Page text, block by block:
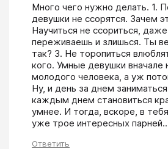
Много чего нужно делать. 1.
девушки не ссорятся. Зачем
Научиться не ссориться,
переживаешь и злишься. Ты
так? 3. Не торопиться
кого. Умные девушки вначале
молодого человека, а уж
Ну, и день за днем
каждым днем становиться
умнее. И тогда, вскоре, в
уже трое интересных
Ответить